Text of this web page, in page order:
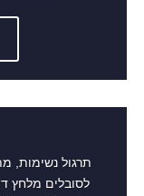
תרגול נשימות,
לסובלים מלחץ